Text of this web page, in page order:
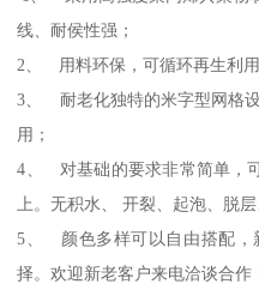
线、耐侯性强；
2、 用料环保，可循环再生利
3、 耐老化独特的米字型网格
用；
4、 对基础的要求非常简单，
上。无积水、 开裂、起泡、脱
5、 颜色多样可以自由搭配，
择。欢迎新老客户来电洽谈合作